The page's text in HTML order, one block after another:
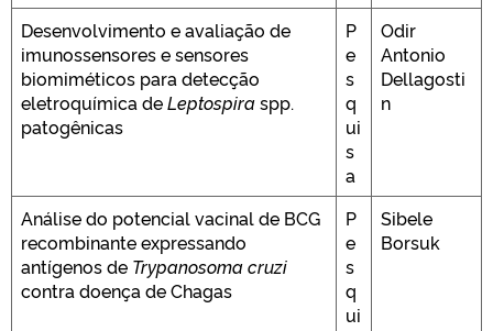
Desenvolvimento e avaliação de
imunossensores e sensores
biomiméticos para detecção
eletroquímica deLeptospiraspp.
patogênicas
P
e
s
q
ui
s
a
Odir
Antonio
Dellagosti
n
Análise do potencial vacinal de BCG
recombinante expressando
antígenos de Trypanosoma cruzi
contra doença de Chagas
P
e
s
q
ui
Sibele
Borsuk